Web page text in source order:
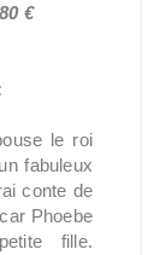
€
le roi
fabuleux
conte de
Phoebe
fille.